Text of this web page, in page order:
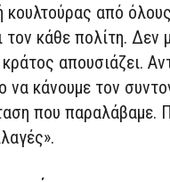
κουλτούρας από
τον κάθε πολίτη. Δεν
απουσιάζει.
να κάνουμε τον
που παραλάβαμε.